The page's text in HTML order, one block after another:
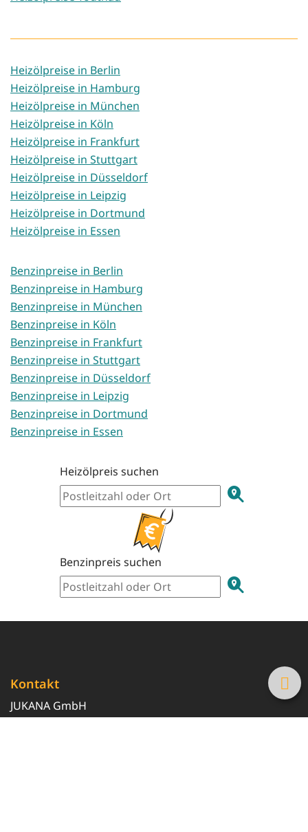
Heizölpreise in Berlin
Heizölpreise in Hamburg
Heizölpreise in München
Heizölpreise in Köln
Heizölpreise in Frankfurt
Heizölpreise in Stuttgart
Heizölpreise in Düsseldorf
Heizölpreise in Leipzig
Heizölpreise in Dortmund
Heizölpreise in Essen
Benzinpreise in Berlin
Benzinpreise in Hamburg
Benzinpreise in München
Benzinpreise in Köln
Benzinpreise in Frankfurt
Benzinpreise in Stuttgart
Benzinpreise in Düsseldorf
Benzinpreise in Leipzig
Benzinpreise in Dortmund
Benzinpreise in Essen
Heizölpreis suchen
Benzinpreis suchen
Kontakt
JUKANA GmbH